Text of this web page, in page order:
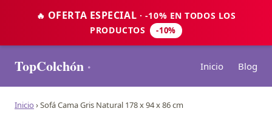
🔥 OFERTA ESPECIAL · -10% EN TODOS LOS
PRODUCTOS
-10%
TopColchón · Inicio Blog
Inicio ›Sofá Cama Gris Natural 178 x 94 x 86 cm